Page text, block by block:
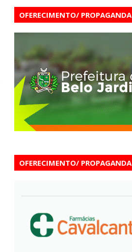
OFERECIMENTO/ PROPAGANDA
OFERECIMENTO/ PROPAGANDA